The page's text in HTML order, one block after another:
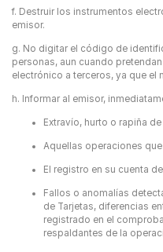
f. Destruir los instrumentos
emisor.
g. No digitar el código de
personas, aun cuando
electrónico a terceros, ya que el
h. Informar al emisor,
Extravío, hurto o rapiña de
Aquellas operaciones
El registro en su cuenta
Fallos o anomalías
de Tarjetas, diferencias
registrado en el
respaldantes de la